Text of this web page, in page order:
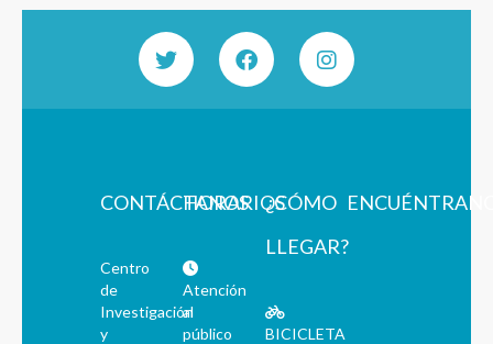
CONTÁCTANOS
Centro
de
Investigación
y
HORARIOS
Atención
al
público
¿CÓMO
LLEGAR?
BICICLETA